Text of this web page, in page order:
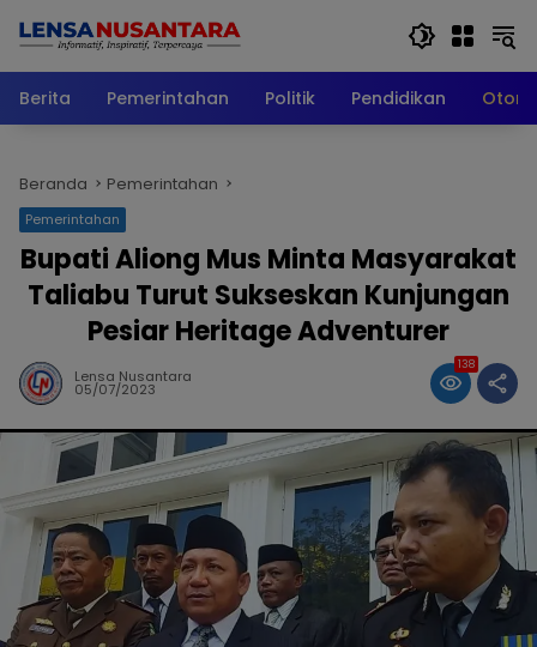
Berita
Pemerintahan Politik Pendidikan
Beranda Pemerintahan
Pemerintahan
Bupati Aliong Mus Minta Masyarakat
Taliabu Turut Sukseskan Kunjungan
Pesiar Heritage Adventurer
Lensa Nusantara
05/07/2023
138